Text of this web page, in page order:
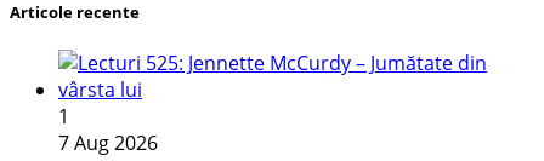
Articole recente
1
7 Aug 2026